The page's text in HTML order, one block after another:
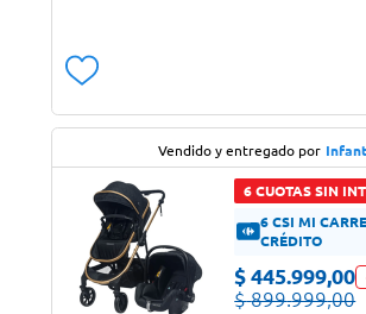
Vendido y entregado por
6 CUOTAS SIN
6 CSI MI
CRÉDITO
$ 445.999,00
$ 899.999,00